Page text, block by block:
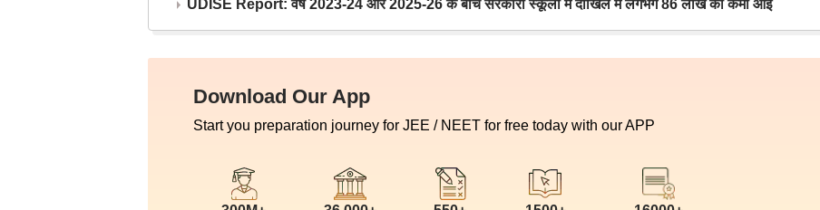
UDISE Report: वर्ष 2023-24 और 2025-26 के बीच सरकारी स्कूलों में दाखिले में लगभग 86 लाख की कमी आई
Download Our App
Start you preparation journey for JEE / NEET for free today with our APP